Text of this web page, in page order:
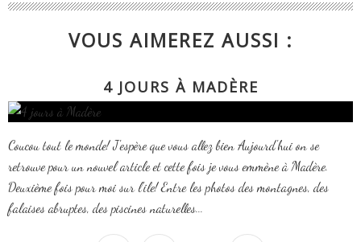
VOUS AIMEREZ AUSSI :
4 JOURS À MADÈRE
Coucou tout le monde! J'espère que vous allez bien Aujourd'hui on se
retrouve pour un nouvel article et cette fois je vous emmène à Madère.
Deuxième fois pour moi sur l'ile! Entre les photos des montagnes, des
falaises abruptes, des piscines naturelles...